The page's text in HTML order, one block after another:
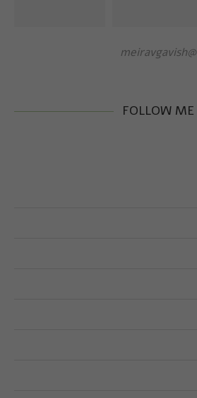
@meiravgavish
FOLLOW ME